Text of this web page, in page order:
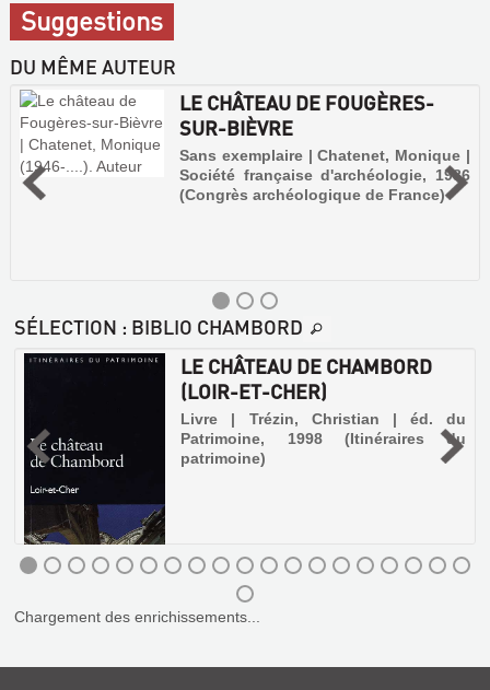
Suggestions
DU MÊME AUTEUR
LE CHÂTEAU DE FOUGÈRES-
SUR-BIÈVRE
Sans exemplaire | Chatenet, Monique |
Société française d'archéologie, 1986
(Congrès archéologique de France)
LE
DE
SUR-
SÉLECTION : BIBLIO CHAMBORD
LE CHÂTEAU DE CHAMBORD
(LOIR-ET-CHER)
Livre | Trézin, Christian | éd. du
Patrimoine, 1998 (Itinéraires du
patrimoine)
CHÂTEAU
Chargement des enrichissements...